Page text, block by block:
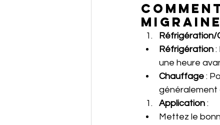
Réfrigération :
une heure
Chauffage :
généralement
Application :
Mettez le